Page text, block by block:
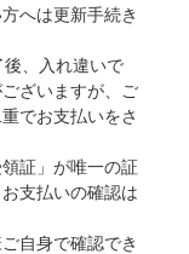
へは更新手続き
後、入れ違いで
ざいますが、ご
でお支払いをさ
証」が唯一の証
支払いの確認は
自身で確認でき